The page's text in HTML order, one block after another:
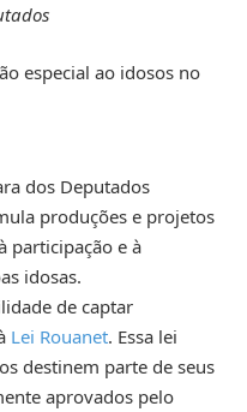
especial ao idosos no
dos Deputados
produções e projetos
participação e à
idosas.
de captar
Lei Rouanet. Essa lei
destinem parte de seus
aprovados pelo